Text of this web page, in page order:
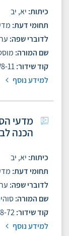
כיתות יא, יב
תחומי דעת
לדוברי שפה
שם המורה
קוד שידור11
למידע נוסף
מדעי
הכנה
כיתות יא, יב
תחומי דעת
לדוברי שפה
שם המורה
קוד שידור72
למידע נוסף